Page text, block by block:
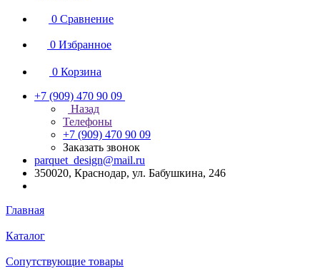
0 Сравнение
0 Избранное
0 Корзина
+7 (909) 470 90 09
Назад
Телефоны
+7 (909) 470 90 09
Заказать звонок
parquet_design@mail.ru
350020, Краснодар, ул. Бабушкина, 246
Главная
Каталог
Сопутствующие товары